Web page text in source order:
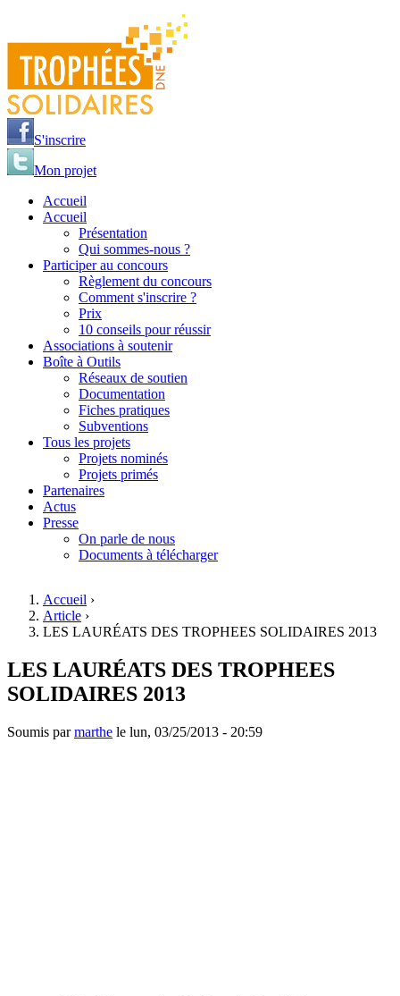
S'inscrire
Mon projet
Accueil
Accueil
Présentation
Qui sommes-nous ?
Participer au concours
Règlement du concours
Comment s'inscrire ?
Prix
10 conseils pour réussir
Associations à soutenir
Boîte à Outils
Réseaux de soutien
Documentation
Fiches pratiques
Subventions
Tous les projets
Projets nominés
Projets primés
Partenaires
Actus
Presse
On parle de nous
Documents à télécharger
Vous êtes ici
Accueil ›
Article ›
LES LAURÉATS DES TROPHEES SOLIDAIRES 2013
LES LAURÉATS DES TROPHEES
SOLIDAIRES 2013
Soumis parmarthe le lun, 03/25/2013 - 20:59